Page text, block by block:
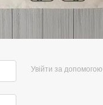
Увійти за допомогою